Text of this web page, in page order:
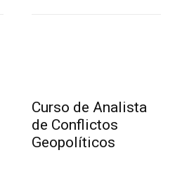
Curso de Analista
de Conflictos
Geopolíticos